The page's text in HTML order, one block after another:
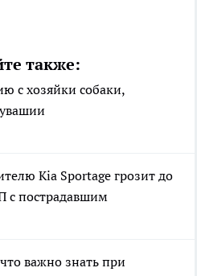
также:
с хозяйки собаки,
Kia Sportage грозит до
с пострадавшим
важно знать при